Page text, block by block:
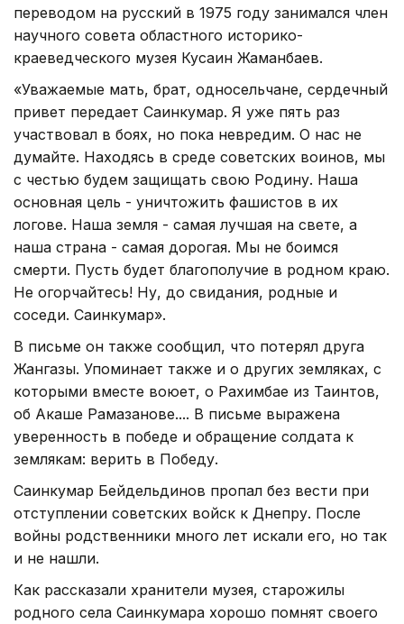
переводом на русский в 1975 году занимался член
научного совета областного историко-
краеведческого музея Кусаин Жаманбаев.
«Уважаемые мать, брат, односельчане, сердечный
привет передает Саинкумар. Я уже пять раз
участвовал в боях, но пока невредим. О нас не
думайте. Находясь в среде советских воинов, мы
с честью будем защищать свою Родину. Наша
основная цель - уничтожить фашистов в их
логове. Наша земля - самая лучшая на свете, а
наша страна - самая дорогая. Мы не боимся
смерти. Пусть будет благополучие в родном краю.
Не огорчайтесь! Ну, до свидания, родные и
соседи. Саинкумар».
В письме он также сообщил, что потерял друга
Жангазы. Упоминает также и о других земляках, с
которыми вместе воюет, о Рахимбае из Таинтов,
об Акаше Рамазанове.... В письме выражена
уверенность в победе и обращение солдата к
землякам: верить в Победу.
Саинкумар Бейдельдинов пропал без вести при
отступлении советских войск к Днепру. После
войны родственники много лет искали его, но так
и не нашли.
Как рассказали хранители музея, старожилы
родного села Саинкумара хорошо помнят своего